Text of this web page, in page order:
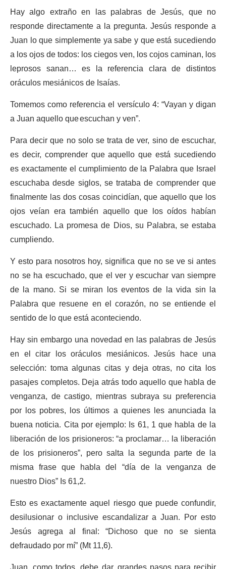
Hay algo extraño en las palabras de Jesús, que no
responde directamente a la pregunta. Jesús responde a
Juan lo que simplemente ya sabe y que está sucediendo
a los ojos de todos: los ciegos ven, los cojos caminan, los
leprosos sanan… es la referencia clara de distintos
oráculos mesiánicos de Isaías.
Tomemos como referencia el versículo 4: “Vayan y digan
a Juan aquello que escuchan y ven”.
Para decir que no solo se trata de ver, sino de escuchar,
es decir, comprender que aquello que está sucediendo
es exactamente el cumplimiento de la Palabra que Israel
escuchaba desde siglos, se trataba de comprender que
finalmente las dos cosas coincidían, que aquello que los
ojos veían era también aquello que los oídos habían
escuchado. La promesa de Dios, su Palabra, se estaba
cumpliendo.
Y esto para nosotros hoy, significa que no se ve si antes
no se ha escuchado, que el ver y escuchar van siempre
de la mano. Si se miran los eventos de la vida sin la
Palabra que resuene en el corazón, no se entiende el
sentido de lo que está aconteciendo.
Hay sin embargo una novedad en las palabras de Jesús
en el citar los oráculos mesiánicos. Jesús hace una
selección: toma algunas citas y deja otras, no cita los
pasajes completos. Deja atrás todo aquello que habla de
venganza, de castigo, mientras subraya su preferencia
por los pobres, los últimos a quienes les anunciada la
buena noticia. Cita por ejemplo: Is 61, 1 que habla de la
liberación de los prisioneros: “a proclamar… la liberación
de los prisioneros”, pero salta la segunda parte de la
misma frase que habla del “día de la venganza de
nuestro Dios” Is 61,2.
Esto es exactamente aquel riesgo que puede confundir,
desilusionar o inclusive escandalizar a Juan. Por esto
Jesús agrega al final: “Dichoso que no se sienta
defraudado por mí” (Mt 11,6).